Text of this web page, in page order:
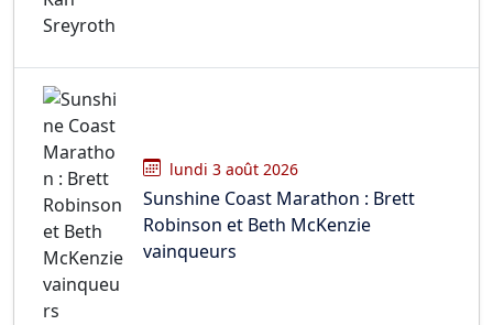
lundi 3 août 2026
Sunshine Coast Marathon : Brett
Robinson et Beth McKenzie
vainqueurs